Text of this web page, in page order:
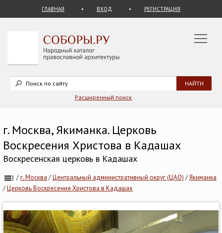
ГЛАВНАЯ ВХОД РЕГИСТРАЦИЯ
Расширенный поиск
г. Москва, Якиманка. Церковь
Воскресения Христова в Кадашах
Воскресенская церковь в Кадашах
/г. Москва /Центральный административный округ (ЦАО) /Якиманка
/Церковь Воскресения Христова в Кадашах